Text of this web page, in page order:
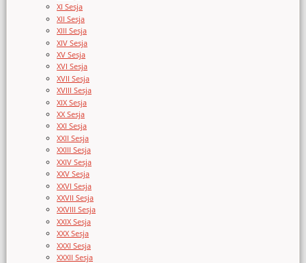
XI Sesja
XII Sesja
XIII Sesja
XIV Sesja
XV Sesja
XVI Sesja
XVII Sesja
XVIII Sesja
XIX Sesja
XX Sesja
XXI Sesja
XXII Sesja
XXIII Sesja
XXIV Sesja
XXV Sesja
XXVI Sesja
XXVII Sesja
XXVIII Sesja
XXIX Sesja
XXX Sesja
XXXI Sesja
XXXII Sesja